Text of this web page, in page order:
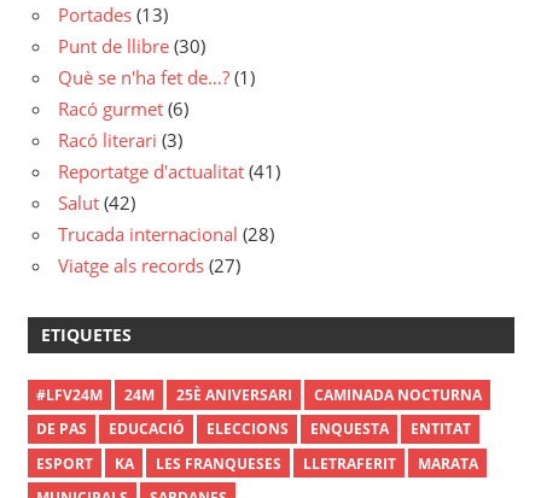
Portades (13)
Punt de llibre (30)
Què se n'ha fet de…? (1)
Racó gurmet (6)
Racó literari (3)
Reportatge d'actualitat (41)
Salut (42)
Trucada internacional (28)
Viatge als records (27)
ETIQUETES
#LFV24M 24M 25È ANIVERSARI
CAMINADA NOCTURNA
DE PAS
EDUCACIÓ ELECCIONS ENQUESTA
ENTITAT
ESPORT
KA LES FRANQUESES LLETRAFERIT
MARATA